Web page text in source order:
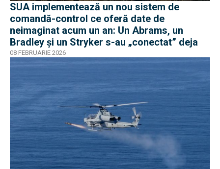
SUA implementează un nou sistem de
comandă-control ce oferă date de
neimaginat acum un an: Un Abrams, un
Bradley și un Stryker s-au „conectat” deja
08 FEBRUARIE 2026